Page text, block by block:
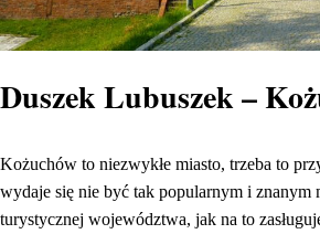
Duszek Lubuszek –
Kożuchów to niezwykłe miasto, trzeba to
wydaje się nie być tak popularnym i znanym
turystycznej województwa, jak na to